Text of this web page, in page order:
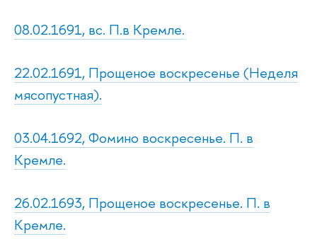
08.02.1691, вс. П.в Кремле.
22.02.1691, Прощеное воскресенье (Неделя
мясопустная).
03.04.1692, Фомино воскресенье. П. в
Кремле.
26.02.1693, Прощеное воскресенье. П. в
Кремле.